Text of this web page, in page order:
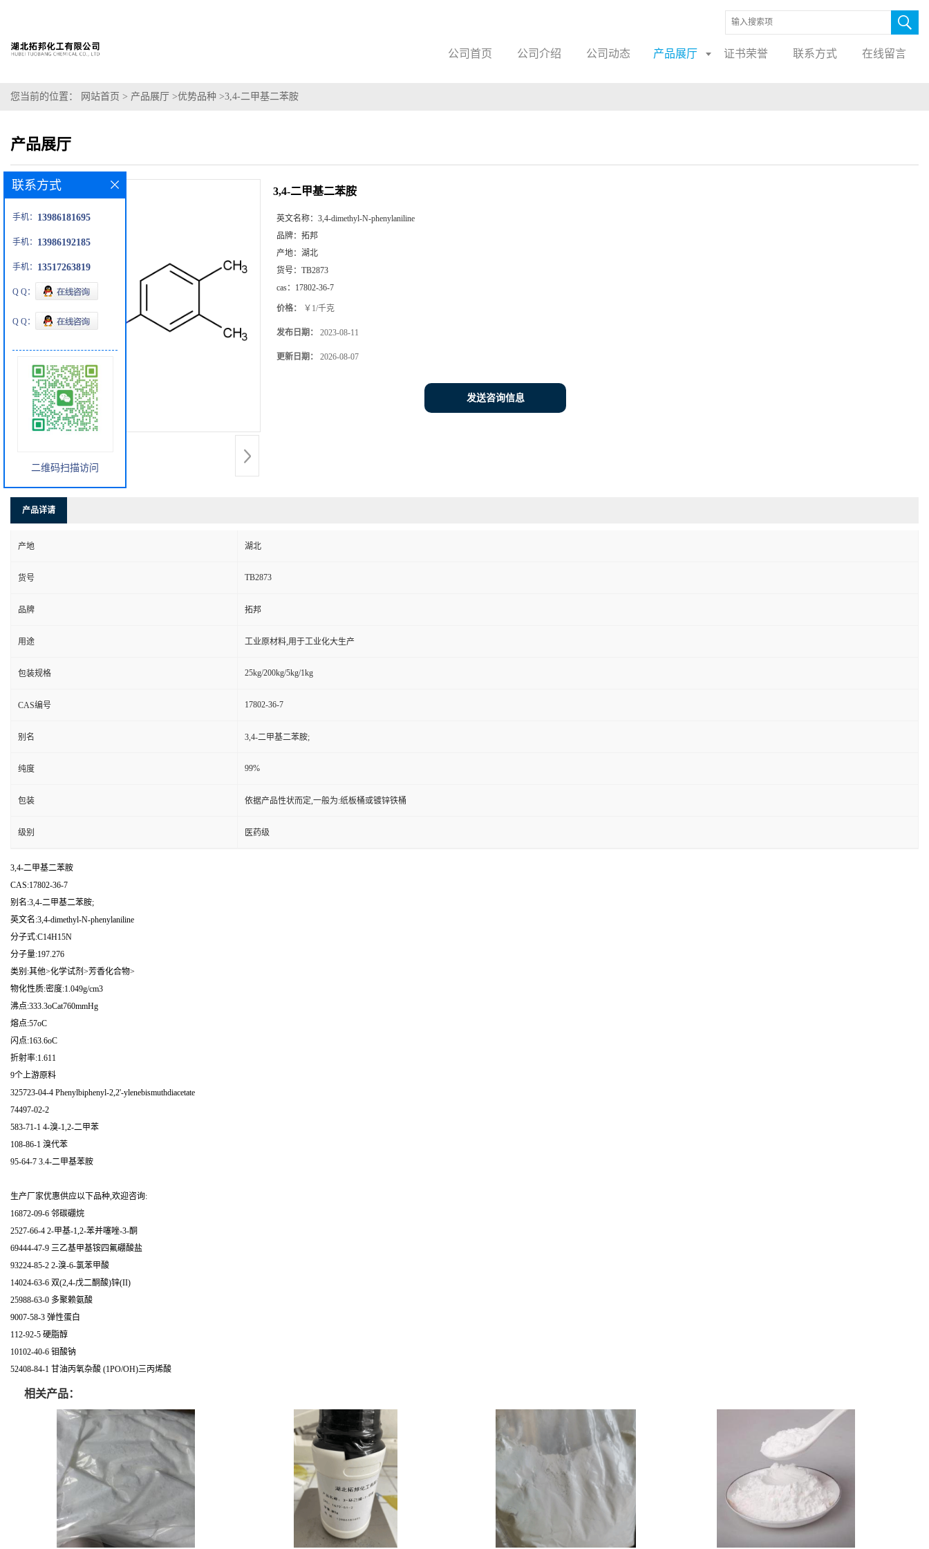
公司首页 公司介绍 公司动态 产品展厅 证书荣誉 联系方式 在线留言
您当前的位置： 网站首页 > 产品展厅 >优势品种 >3,4-二甲基二苯胺
产品展厅
3,4-二甲基二苯胺
英文名称： 3,4-dimethyl-N-phenylaniline
品牌： 拓邦
产地： 湖北
货号： TB2873
cas： 17802-36-7
价格： ￥1/千克
发布日期： 2023-08-11
更新日期： 2026-08-07
发送咨询信息
产品详请
产地 湖北
货号 TB2873
品牌 拓邦
用途 工业原材料,用于工业化大生产
包装规格 25kg/200kg/5kg/1kg
CAS编号 17802-36-7
别名 3,4-二甲基二苯胺;
纯度 99%
包装 依据产品性状而定,一般为:纸板桶或镀锌铁桶
级别 医药级
3,4-二甲基二苯胺
CAS:17802-36-7
别名:3,4-二甲基二苯胺;
英文名:3,4-dimethyl-N-phenylaniline
分子式:C14H15N
分子量:197.276
类别:其他>化学试剂>芳香化合物>
物化性质:密度:1.049g/cm3
沸点:333.3oCat760mmHg
熔点:57oC
闪点:163.6oC
折射率:1.611
9个上游原料
325723-04-4 Phenylbiphenyl-2,2'-ylenebismuthdiacetate
74497-02-2
583-71-1 4-溴-1,2-二甲苯
108-86-1 溴代苯
95-64-7 3.4-二甲基苯胺
生产厂家优惠供应以下品种,欢迎咨询:
16872-09-6 邻碳硼烷
2527-66-4 2-甲基-1,2-苯并噻唑-3-酮
69444-47-9 三乙基甲基铵四氟硼酸盐
93224-85-2 2-溴-6-氯苯甲酸
14024-63-6 双(2,4-戊二酮酸)锌(II)
25988-63-0 多聚赖氨酸
9007-58-3 弹性蛋白
112-92-5 硬脂醇
10102-40-6 钼酸钠
52408-84-1 甘油丙氧杂酸 (1PO/OH)三丙烯酸
相关产品：
联系方式
手机： 13986181695
手机： 13986192185
手机： 13517263819
Q Q：
Q Q：
二维码扫描访问